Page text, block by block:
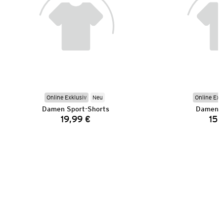
Online Exklusiv Neu
Damen Sport-Shorts
Preis:
19,99 €
Online
Damen